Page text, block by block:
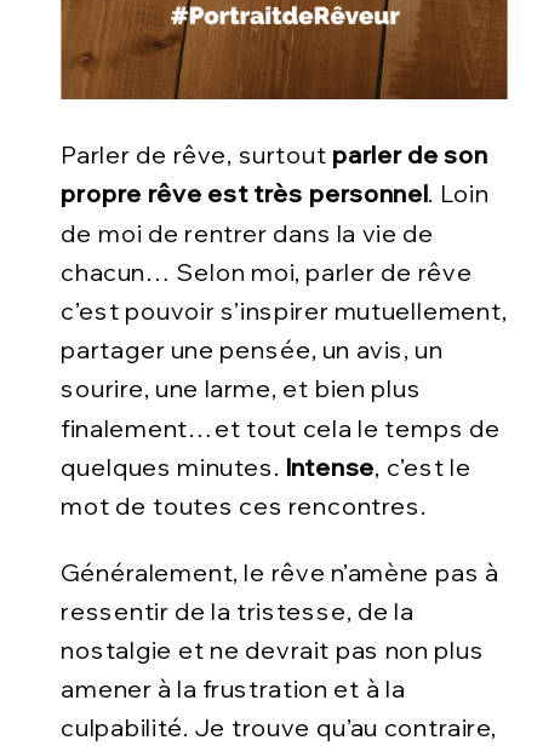
Parler de rêve, surtout parler de son
propre rêve est très personnel. Loin
de moi de rentrer dans la vie de
chacun… Selon moi, parler de rêve
c’est pouvoir s’inspirer mutuellement,
partager une pensée, un avis, un
sourire, une larme, et bien plus
finalement…et tout cela le temps de
quelques minutes. Intense, c’est le
mot de toutes ces rencontres.
Généralement, le rêve n’amène pas à
ressentir de la tristesse, de la
nostalgie et ne devrait pas non plus
amener à la frustration et à la
culpabilité. Je trouve qu’au contraire,